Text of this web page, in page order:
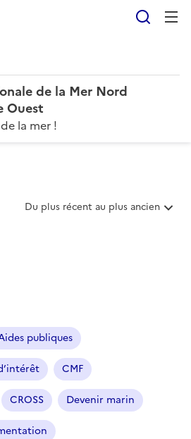
de la Mer Nord
Ouest
la mer !
T
t
i
c
l
e
s
Du plus récent au plus ancien
publiques
CMF
CROSS Devenir marin